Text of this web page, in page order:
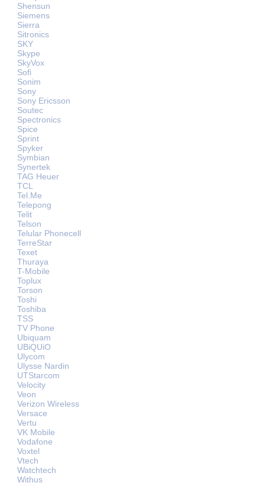
Shensun
Siemens
Sierra
Sitronics
SKY
Skype
SkyVox
Sofi
Sonim
Sony
Sony Ericsson
Soutec
Spectronics
Spice
Sprint
Spyker
Symbian
Synertek
TAG Heuer
TCL
Tel.Me
Telepong
Telit
Telson
Telular Phonecell
TerreStar
Texet
Thuraya
T-Mobile
Toplux
Torson
Toshi
Toshiba
TSS
TV Phone
Ubiquam
UBiQUiO
Ulycom
Ulysse Nardin
UTStarcom
Velocity
Veon
Verizon Wireless
Versace
Vertu
VK Mobile
Vodafone
Voxtel
Vtech
Watchtech
Withus